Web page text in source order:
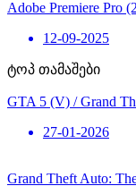
Adobe Premiere Pro
12-09-2025
ტოპ თამაშები
GTA 5 (V) / Grand
27-01-2026
Grand Theft Auto: